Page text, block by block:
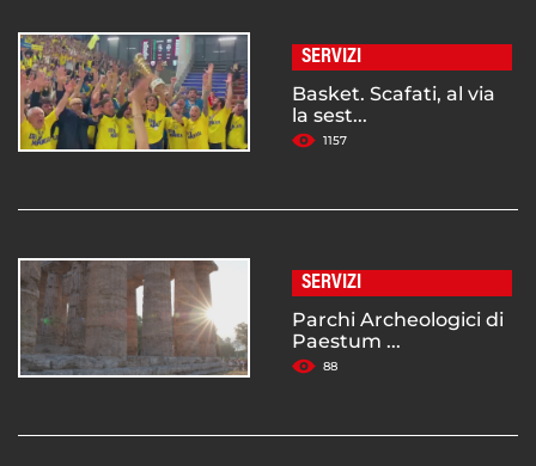
SERVIZI
Basket. Scafati, al via
la sest...
1157
SERVIZI
Parchi Archeologici di
Paestum ...
88